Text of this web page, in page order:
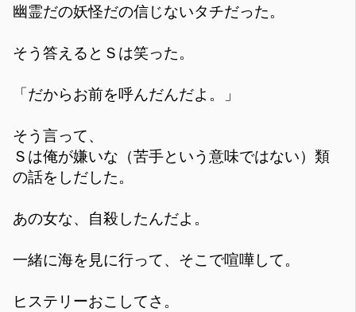
幽霊だの妖怪だの信じないタチだった。
そう答えるとＳは笑った。
「だからお前を呼んだんだよ。」
そう言って、
Ｓは俺が嫌いな（苦手という意味ではない）類
の話をしだした。
あの女な、自殺したんだよ。
一緒に海を見に行って、そこで喧嘩して。
ヒステリーおこしてさ。